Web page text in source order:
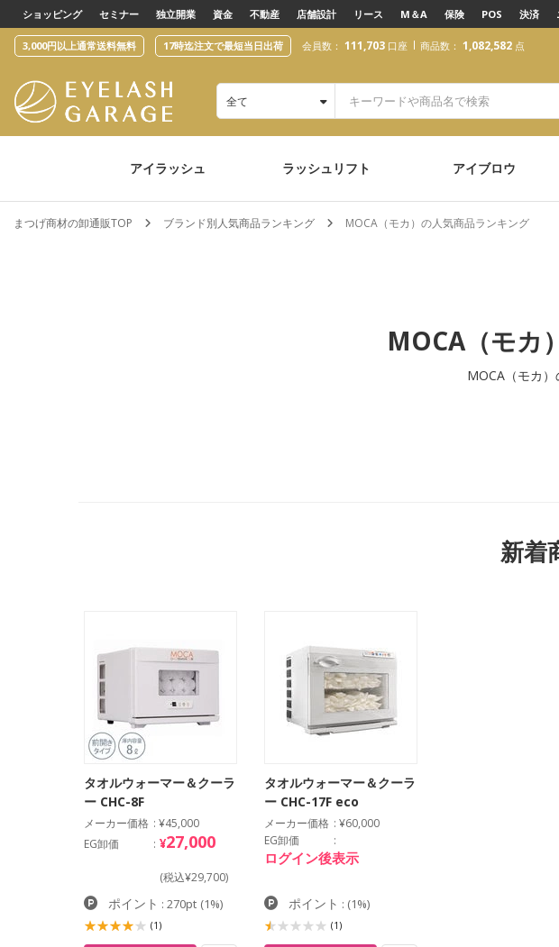
text.skipToContent
text.skipToNavigation
ショッピング セミナー 独立開業 資金 不動産 店舗設計 リース M＆A 保険 POS 決済
3,000円以上通常送料無料 17時迄注文で最短当日出荷 会員数： 111,703 口座 商品数： 1,082,582 点
全て
アイラッシュ ラッシュリフト アイブロウ
まつげ商材の卸通販TOP ブランド別人気商品ランキング MOCA（モカ）の人気商品ランキング
MOCA（モカ
MOCA（モカ）
新着
タオルウォーマー＆クーラ
ー CHC-8F
メーカー価格
¥45,000
EG卸価
¥27,000
(税込¥29,700)
ポイント : 270pt (1%)
(1)
タオルウォーマー＆クーラ
ー CHC-17F eco
メーカー価格
¥60,000
EG卸価
ログイン後表示
ポイント : (1%)
(1)